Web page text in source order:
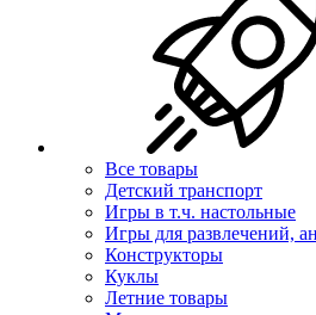
Все товары
Детский транспорт
Игры в т.ч. настольные
Игры для развлечений,
Конструкторы
Куклы
Летние товары